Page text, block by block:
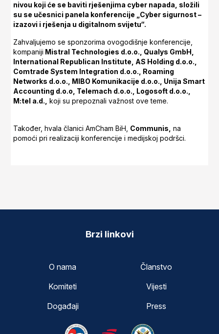
nivou koji će se baviti rješenjima cyber napada, složili
su se učesnici panela konferencije „Cyber sigurnost –
izazovi i rješenja u digitalnom svijetu“.
Zahvaljujemo se sponzorima ovogodišnje konferencije,
kompaniji Mistral Technologies d.o.o., Qualys GmbH,
International Republican Institute, AS Holding d.o.o.,
Comtrade System Integration d.o.o., Roaming
Networks d.o.o., MIBO Komunikacije d.o.o., Unija Smart
Accounting d.o.o, Telemach d.o.o., Logosoft d.o.o.,
M:tel a.d., koji su prepoznali važnost ove teme.
Također, hvala članici AmCham BiH, Communis, na
pomoći pri realizaciji konferencije i medijskoj podršci.
Brzi linkovi
O nama
Članstvo
Komiteti
Vijesti
Događaji
Press